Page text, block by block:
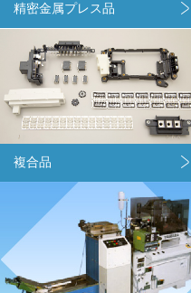
精密金属プレス品
複合品